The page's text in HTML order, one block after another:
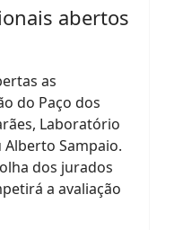
abertos
as
do Paço dos
Laboratório
Alberto Sampaio.
dos jurados
a avaliação